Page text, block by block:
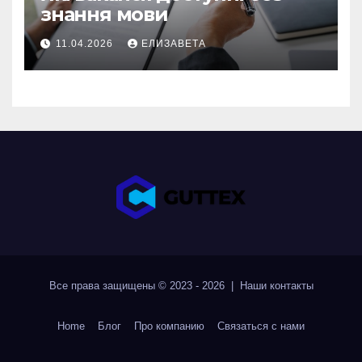
знання мови
11.04.2026 ЕЛИЗАВЕТА
Все права защищены © 2023 - 2026 | Наши контакты
Home Блог Про компанию Связаться с нами